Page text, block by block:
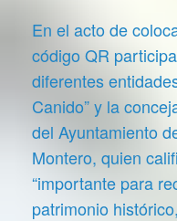
En el acto de
código QR
diferentes
Canido” y la
del Ayuntamiento
Montero, quien
“importante para
patrimonio